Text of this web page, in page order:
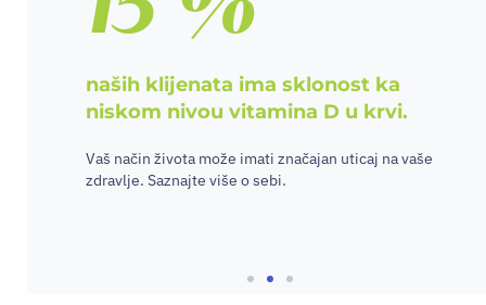
naših klijenata ima sklonost ka
niskom nivou vitamina D u krvi.
Vaš način života može imati značajan uticaj na vaše
zdravlje. Saznajte više o sebi.